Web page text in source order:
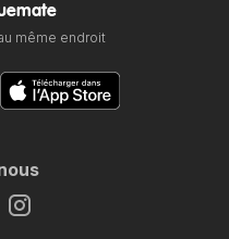
même endroit